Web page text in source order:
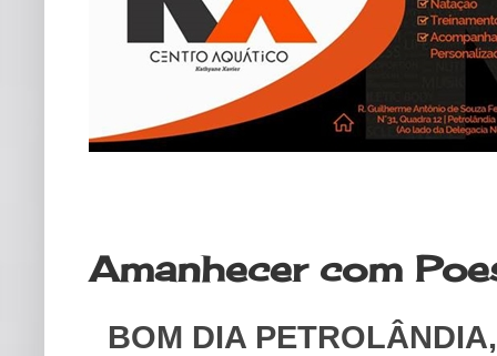
Amanhecer com
BOM DIA